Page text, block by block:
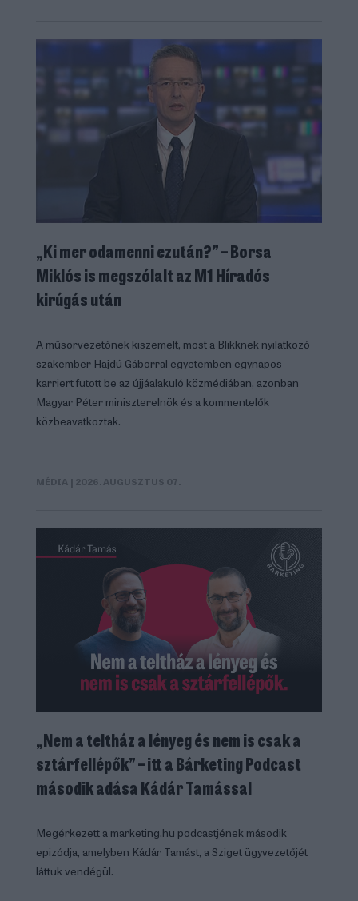
„Ki mer odamenni ezután?” – Borsa
Miklós is megszólalt az M1 Híradós
kirúgás után
A műsorvezetőnek kiszemelt, most a Blikknek nyilatkozó
szakember Hajdú Gáborral egyetemben egynapos
karriert futott be az újjáalakuló közmédiában, azonban
Magyar Péter miniszterelnök és a kommentelők
közbeavatkoztak.
MÉDIA | 2026. AUGUSZTUS 07.
„Nem a teltház a lényeg és nem is csak a
sztárfellépők” – itt a Bárketing Podcast
második adása Kádár Tamással
Megérkezett a marketing.hu podcastjének második
epizódja, amelyben Kádár Tamást, a Sziget ügyvezetőjét
láttuk vendégül.